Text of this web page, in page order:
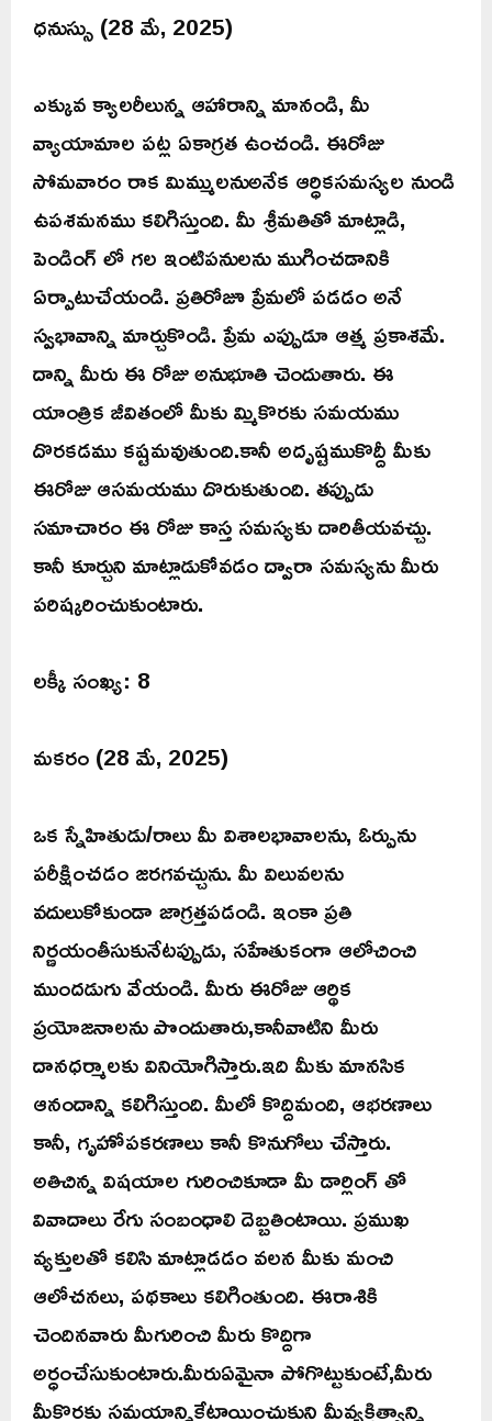
ధనుస్సు (28 మే, 2025)
ఎక్కువ క్యాలరీలున్న ఆహారాన్ని మానండి, మీ
వ్యాయామాల పట్ల ఏకాగ్రత ఉంచండి. ఈరోజు
సోమవారం రాక మిమ్ములనుఅనేక ఆర్ధికసమస్యల నుండి
ఉపశమనము కలిగిస్తుంది. మీ శ్రీమతితో మాట్లాడి,
పెండింగ్ లో గల ఇంటిపనులను ముగించడానికి
ఏర్పాటుచేయండి. ప్రతిరోజూ ప్రేమలో పడడం అనే
స్వభావాన్ని మార్చుకొండి. ప్రేమ ఎప్పుడూ ఆత్మ ప్రకాశమే.
దాన్ని మీరు ఈ రోజు అనుభూతి చెందుతారు. ఈ
యాంత్రిక జీవితంలో మీకు మ్మికొరకు సమయము
దొరకడము కష్టమవుతుంది.కానీ అదృష్టముకొద్దీ మీకు
ఈరోజు ఆసమయము దొరుకుతుంది. తప్పుడు
సమాచారం ఈ రోజు కాస్త సమస్యకు దారితీయవచ్చు.
కానీ కూర్చుని మాట్లాడుకోవడం ద్వారా సమస్యను మీరు
పరిష్కరించుకుంటారు.
లక్కీ సంఖ్య: 8
మకరం (28 మే, 2025)
ఒక స్నేహితుడు/రాలు మీ విశాలభావాలను, ఓర్పును
పరీక్షించడం జరగవచ్చును. మీ విలువలను
వదులుకోకుండా జాగ్రత్తపడండి. ఇంకా ప్రతి
నిర్ణయంతీసుకునేటప్పుడు, సహేతుకంగా ఆలోచించి
ముందడుగు వేయండి. మీరు ఈరోజు ఆర్థిక
ప్రయోజనాలను పొందుతారు,కానీవాటిని మీరు
దానధర్మాలకు వినియోగిస్తారు.ఇది మీకు మానసిక
ఆనందాన్ని కలిగిస్తుంది. మీలో కొద్దిమంది, ఆభరణాలు
కానీ, గృహోపకరణాలు కానీ కొనుగోలు చేస్తారు.
అతిచిన్న విషయాల గురించికూడా మీ డార్లింగ్ తో
వివాదాలు రేగు సంబంధాలి దెబ్బతింటాయి. ప్రముఖ
వ్యక్తులతో కలిసి మాట్లాడడం వలన మీకు మంచి
ఆలోచనలు, పథకాలు కలిగింతుంది. ఈరాశికి
చెందినవారు మీగురించి మీరు కొద్దిగా
అర్ధంచేసుకుంటారు.మీరుఏమైనా పోగొట్టుకుంటే,మీరు
మీకొరకు సమయాన్నికేటాయించుకుని మీవ్యక్తిత్వాన్ని